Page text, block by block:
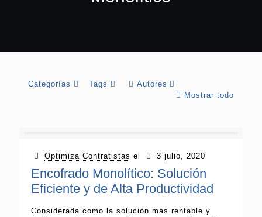
Categorías Tags
Autores
Mostrar todo
Optimiza Contratistas el 3 julio, 2020
Encofrado Monolítico: Solución
Eficiente y de Alta Productividad
Considerada como la solución más rentable y